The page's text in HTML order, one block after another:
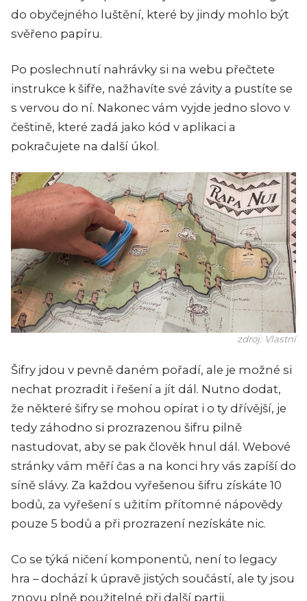
do obyčejného luštění, které by jindy mohlo být
svěřeno papíru.
Po poslechnutí nahrávky si na webu přečtete
instrukce k šifře, nažhavíte své závity a pustíte se
s vervou do ní. Nakonec vám vyjde jedno slovo v
češtině, které zadá jako kód v aplikaci a
pokračujete na další úkol.
zdroj: Vlastní
Šifry jdou v pevně daném pořadí, ale je možné si
nechat prozradit i řešení a jít dál. Nutno dodat,
že některé šifry se mohou opírat i o ty dřívější, je
tedy záhodno si prozrazenou šifru pilně
nastudovat, aby se pak člověk hnul dál. Webové
stránky vám měří čas a na konci hry vás zapíší do
síně slávy. Za každou vyřešenou šifru získáte 10
bodů, za vyřešení s užitím přítomné nápovědy
pouze 5 bodů a při prozrazení nezískáte nic.
Co se týká ničení komponentů, není to legacy
hra – dochází k úpravě jistých součástí, ale ty jsou
znovu plně použitelné při další partii.